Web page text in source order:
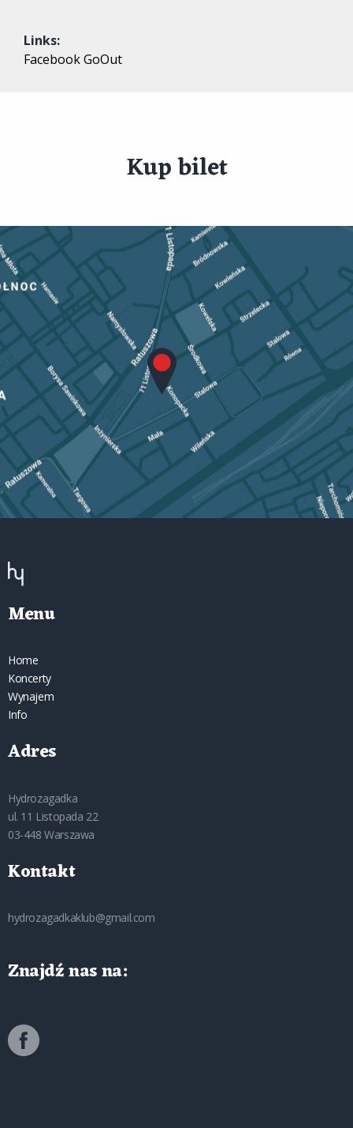
Links:
FacebookGoOut
Kup bilet
Menu
Home
Koncerty
Wynajem
Info
Adres
Hydrozagadka
ul. 11 Listopada 22
03-448 Warszawa
Kontakt
hydrozagadkaklub@gmail.com
Znajdź nas na: